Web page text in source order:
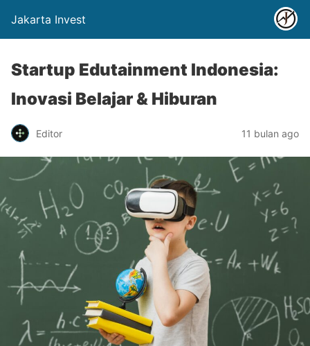
Jakarta Invest
Startup Edutainment Indonesia:
Inovasi Belajar & Hiburan
Editor 11 bulan ago